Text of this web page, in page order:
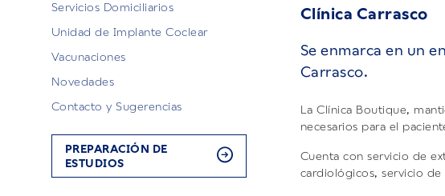
Servicios Domiciliarios
Unidad de Implante Coclear
Vacunaciones
Novedades
Contacto y Sugerencias
PREPARACIÓN DE
ESTUDIOS
Clínica Carrasco
Se enmarca en un
Carrasco.
La Clínica Boutique,
necesarios para el
Cuenta con servicio de
cardiológicos, servicio